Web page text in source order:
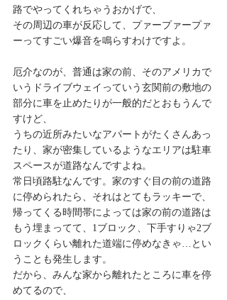
路でやってくれちゃうおかげで、
その周辺の車が反応して、プァープァープァ
ーってすごい爆音を鳴らすわけですよ。
厄介なのが、普通は家の前、そのアメリカで
いうドライブウェイっていう玄関前の敷地の
部分に車を止めたりが一般的だとおもうんで
すけど、
うちの近所みたいなアパートがたくさんあっ
たり、家が密集しているようなエリアは駐車
スペースが道路なんですよね。
常日頃路駐なんです。家のすぐ目の前の道路
に停められたら、それはとてもラッキーで、
帰ってくる時間帯によっては家の前の道路は
もう埋まってて、1ブロック、下手すりゃ2ブ
ロックくらい離れた道端に停めなきゃ…とい
うことも発生します。
だから、みんな家から離れたところに車を停
めてるので、